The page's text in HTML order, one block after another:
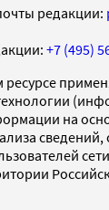
редакции:
+7 (495)
на
сведений,